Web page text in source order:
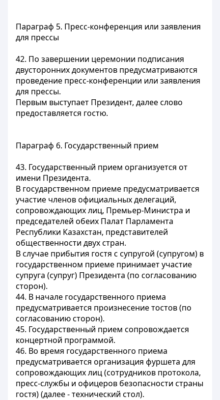
Параграф 5. Пресс-конференция или заявления
для прессы
42. По завершении церемонии подписания
двусторонних документов предусматриваются
проведение пресс-конференции или заявления
для прессы.
Первым выступает Президент, далее слово
предоставляется гостю.
Параграф 6. Государственный прием
43. Государственный прием организуется от
имени Президента.
В государственном приеме предусматривается
участие членов официальных делегаций,
сопровождающих лиц, Премьер-Министра и
председателей обеих Палат Парламента
Республики Казахстан, представителей
общественности двух стран.
В случае прибытия гостя с супругой (супругом) в
государственном приеме принимает участие
супруга (супруг) Президента (по согласованию
сторон).
44. В начале государственного приема
предусматривается произнесение тостов (по
согласованию сторон).
45. Государственный прием сопровождается
концертной программой.
46. Во время государственного приема
предусматривается организация фуршета для
сопровождающих лиц (сотрудников протокола,
пресс-службы и офицеров безопасности страны
гостя) (далее - технический стол).